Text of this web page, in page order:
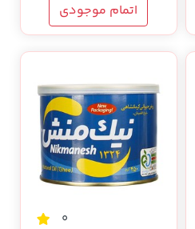
اتمام موجودی
0